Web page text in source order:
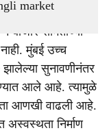
Agrowon
बाजार समितीच्या
नाही. मुंबई उच्च
सुनावणीनंतर
आले आहे. त्यामुळे
आणखी वाढली आहे.
निर्माण